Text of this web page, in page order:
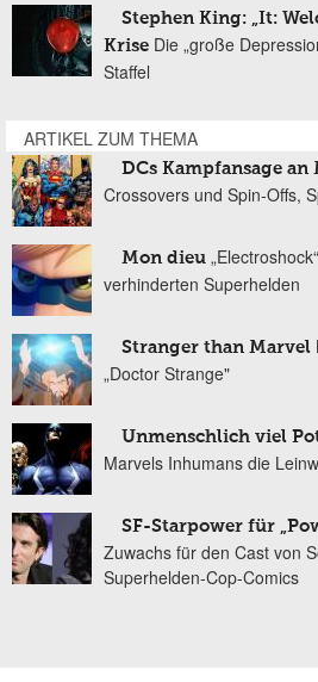
Stephen King: „It:
Krise Die „große
Staffel
ARTIKEL ZUM THEMA
DCs Kampfansage an
Crossovers und Spin-Offs,
Mon dieu
verhinderten Superhelden
Stranger than Marvel
„Doctor Strange"
Unmenschlich viel
Marvels Inhumans die
SF-Starpower für
Zuwachs für den Cast von
Superhelden-Cop-Comics